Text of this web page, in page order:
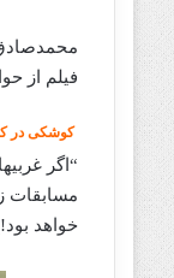
محمدصادق
فیلم از
کوشکی در
“اگر
مسابقات
خواهد